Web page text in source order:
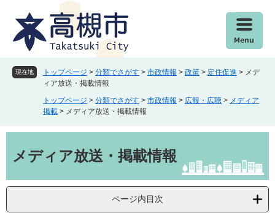
文
現在地 トップページ > 分類でさがす > 市政情報 > 政策 > 定住促進 > メデ
ィア放送・掲載情報
トップページ > 分類でさがす > 市政情報 > 広報・広聴 > メディア
掲載 > メディア放送・掲載情報
メディア放送・掲載情報
ページ内目次